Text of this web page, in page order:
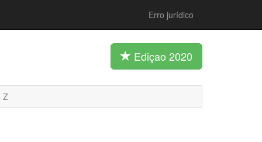
Erro jurídico
Ediçao 2020
Z